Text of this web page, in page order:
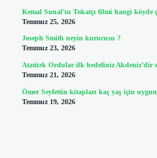
Kemal Sunal’ın Tokatçı filmi hangi köyde
Temmuz 25, 2026
Joseph Smith neyin kurucusu ?
Temmuz 23, 2026
Atatürk Ordular ilk hedefiniz Akdeniz’dir
Temmuz 21, 2026
Ömer Seyfettin kitapları kaç yaş için
Temmuz 19, 2026